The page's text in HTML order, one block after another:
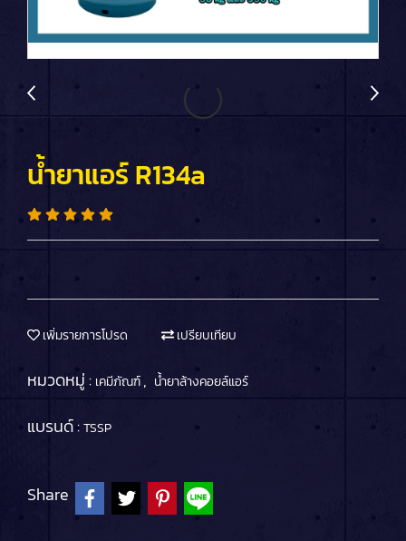
น้ำยาแอร์ R134a
เพิ่มรายการโปรด เปรียบเทียบ
หมวดหมู่ : เคมีภัณฑ์, น้ำยาล้างคอยล์แอร์
แบรนด์ :TSSP
Share